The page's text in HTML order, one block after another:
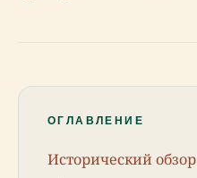
ОГЛАВЛЕНИЕ
Исторический обзор